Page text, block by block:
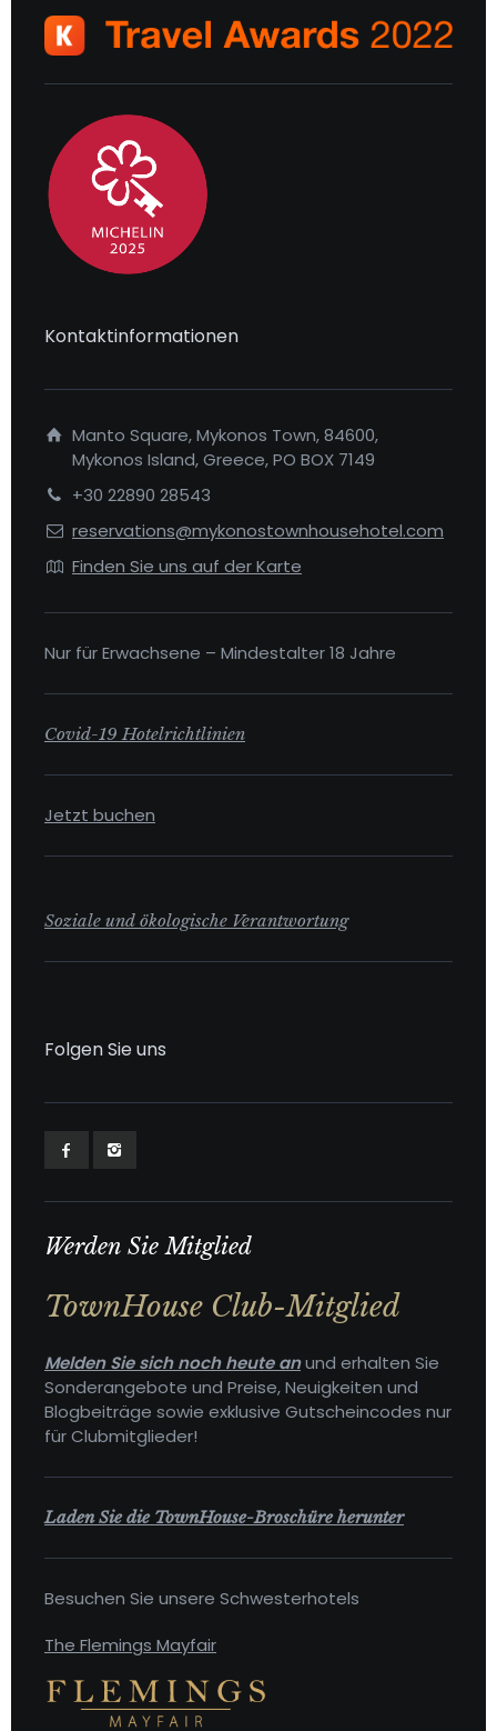
Kontaktinformationen
Manto Square, Mykonos Town, 84600,
Mykonos Island, Greece, PO BOX 7149
+30 22890 28543
reservations@mykonostownhousehotel.com
Finden Sie uns auf der Karte
Nur für Erwachsene – Mindestalter 18 Jahre
Covid-19 Hotelrichtlinien
Jetzt buchen
Soziale und ökologische Verantwortung
Folgen Sie uns
Werden Sie Mitglied
TownHouse Club-Mitglied
Melden Sie sich noch heute anund erhalten Sie
Sonderangebote und Preise, Neuigkeiten und
Blogbeiträge sowie exklusive Gutscheincodes nur
für Clubmitglieder!
Laden Sie die TownHouse-Broschüre herunter
Besuchen Sie unsere Schwesterhotels
The Flemings Mayfair